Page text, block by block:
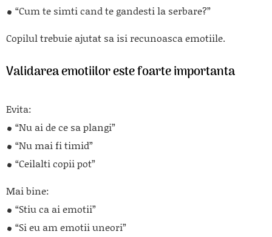
“Cum te simti cand te gandesti la serbare?”
Copilul trebuie ajutat sa isi recunoasca emotiile.
Validarea emotiilor este foarte importanta
Evita:
“Nu ai de ce sa plangi”
“Nu mai fi timid”
“Ceilalti copii pot”
Mai bine:
“Stiu ca ai emotii”
“Si eu am emotii uneori”